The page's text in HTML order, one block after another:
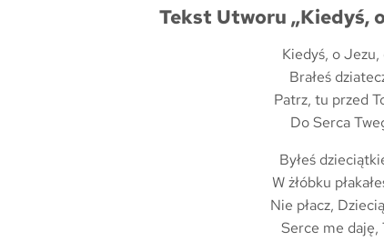
Tekst Utworu „Kiedyś,
Kiedyś, o Jezu,
Brałeś
Patrz, tu przed
Do Serca
Byłeś
W żłóbku
Nie płacz,
Serce me daję,